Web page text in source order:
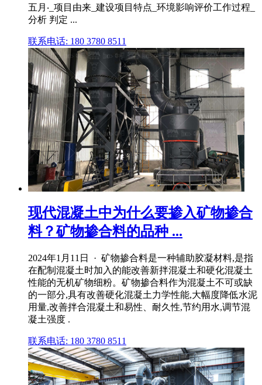
五月‧_项目由来_建设项目特点_环境影响评价工作过程_
分析 判定 ...
联系电话: 180 3780 8511
现代混凝土中为什么要掺入矿物掺合
料？矿物掺合料的品种 ...
2024年1月11日 · 矿物掺合料是一种辅助胶凝材料,是指
在配制混凝土时加入的能改善新拌混凝土和硬化混凝土
性能的无机矿物细粉。矿物掺合料作为混凝土不可或缺
的一部分,具有改善硬化混凝土力学性能,大幅度降低水泥
用量,改善拌合混凝土和易性、耐久性,节约用水,调节混
凝土强度 .
联系电话: 180 3780 8511